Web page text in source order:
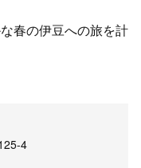
春の伊豆への旅を計
4